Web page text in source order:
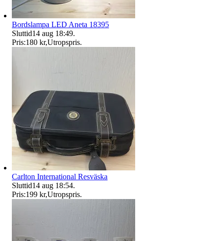
Bordslampa LED Aneta 18395
Sluttid14 aug 18:49.
Pris:180 kr,Utropspris.
Carlton International Resväska
Sluttid14 aug 18:54.
Pris:199 kr,Utropspris.